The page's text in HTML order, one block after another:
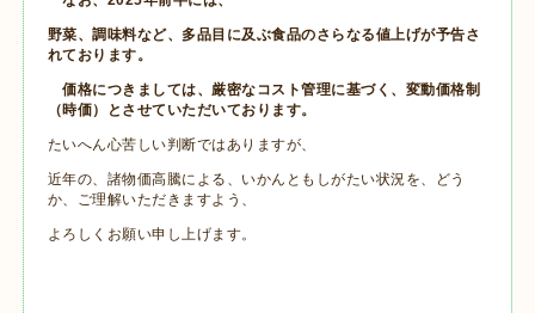
野菜、調味料など、多品目に及ぶ食品のさらなる値上げが予告さ
れております。
価格につきましては、厳密なコスト管理に基づく、変動価格制
（時価）とさせていただいております。
たいへん心苦しい判断ではありますが、
近年の、諸物価高騰による、いかんともしがたい状況を、どう
か、ご理解いただきますよう、
よろしくお願い申し上げます。